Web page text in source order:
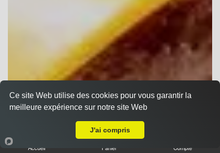
Accueil Panier Compte
Ce site Web utilise des cookies pour vous garantir la
meilleure expérience sur notre site Web
J'ai compris